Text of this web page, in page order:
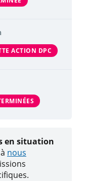
ACTION DPC
en situation
nous